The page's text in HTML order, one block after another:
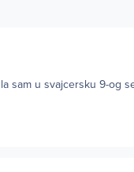
sam u svajcersku 9-og